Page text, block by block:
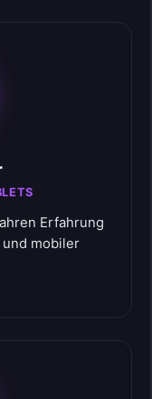
Erfahrung
und mobiler